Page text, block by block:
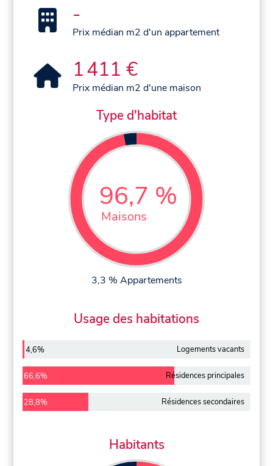
-
Prix médian m2 d'un appartement
1 411 €
Prix médian m2 d'une maison
Type d'habitat
96,7 %
Maisons
3,3 % Appartements
Usage des habitations
4,6% Logements vacants
66,6% Résidences principales
28,8% Résidences secondaires
Habitants